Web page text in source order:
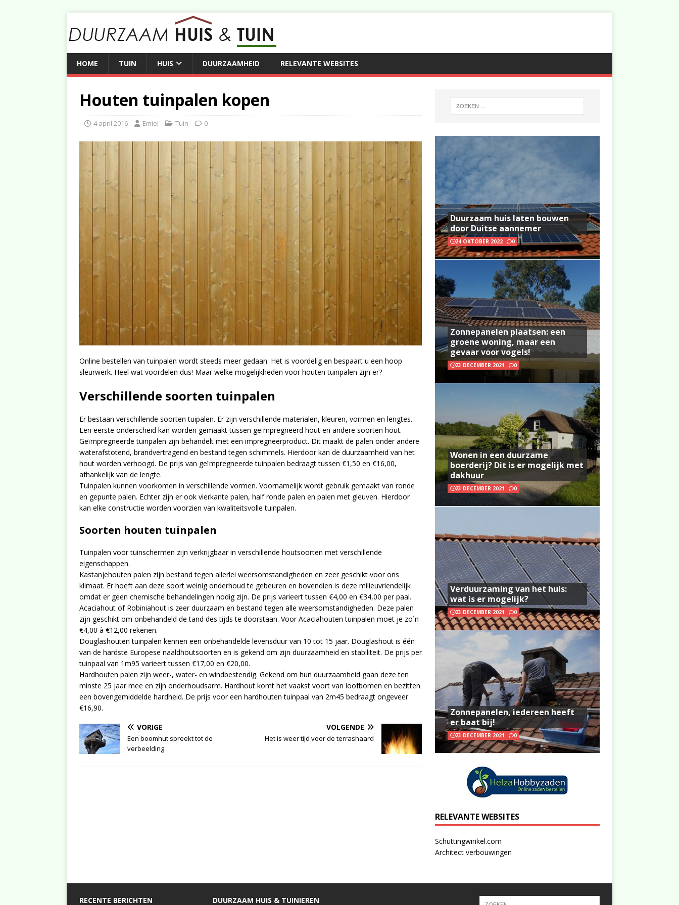
HOME TUIN HUIS DUURZAAMHEID RELEVANTE WEBSITES
Houten tuinpalen kopen
4 april 2016 Emiel Tuin 0
Online bestellen van tuinpalen wordt steeds meer gedaan. Het is voordelig en bespaart u een hoop
sleurwerk. Heel wat voordelen dus! Maar welke mogelijkheden voor houten tuinpalen zijn er?
Verschillende soorten tuinpalen
Er bestaan verschillende soorten tuipalen. Er zijn verschillende materialen, kleuren, vormen en lengtes.
Een eerste onderscheid kan worden gemaakt tussen geïmpregneerd hout en andere soorten hout.
Geïmpregneerde tuinpalen zijn behandelt met een impregneerproduct. Dit maakt de palen onder andere
waterafstotend, brandvertragend en bestand tegen schimmels. Hierdoor kan de duurzaamheid van het
hout worden verhoogd. De prijs van geïmpregneerde tuinpalen bedraagt tussen €1,50 en €16,00,
afhankelijk van de lengte.
Tuinpalen kunnen voorkomen in verschillende vormen. Voornamelijk wordt gebruik gemaakt van ronde
en gepunte palen. Echter zijn er ook vierkante palen, half ronde palen en palen met gleuven. Hierdoor
kan elke constructie worden voorzien van kwaliteitsvolle tuinpalen.
Soorten houten tuinpalen
Tuinpalen voor tuinschermen zijn verkrijgbaar in verschillende houtsoorten met verschillende
eigenschappen.
Kastanjehouten palen zijn bestand tegen allerlei weersomstandigheden en zeer geschikt voor ons
klimaat. Er hoeft aan deze soort weinig onderhoud te gebeuren en bovendien is deze milieuvriendelijk
omdat er geen chemische behandelingen nodig zijn. De prijs varieert tussen €4,00 en €34,00 per paal.
Acaciahout of Robiniahout is zeer duurzaam en bestand tegen alle weersomstandigheden. Deze palen
zijn geschikt om onbehandeld de tand des tijds te doorstaan. Voor Acaciahouten tuinpalen moet je zo´n
€4,00 à €12,00 rekenen.
Douglashouten tuinpalen kennen een onbehandelde levensduur van 10 tot 15 jaar. Douglashout is één
van de hardste Europese naaldhoutsoorten en is gekend om zijn duurzaamheid en stabiliteit. De prijs per
tuinpaal van 1m95 varieert tussen €17,00 en €20,00.
Hardhouten palen zijn weer-, water- en windbestendig. Gekend om hun duurzaamheid gaan deze ten
minste 25 jaar mee en zijn onderhoudsarm. Hardhout komt het vaakst voort van loofbomen en bezitten
een bovengemiddelde hardheid. De prijs voor een hardhouten tuinpaal van 2m45 bedraagt ongeveer
€16,90.
VORIGE
Een boomhut spreekt tot de
verbeelding
VOLGENDE
Het is weer tijd voor de terrashaard
Duurzaam huis laten bouwen
door Duitse aannemer
24 OKTOBER 2022 0
Zonnepanelen plaatsen: een
groene woning, maar een
gevaar voor vogels!
23 DECEMBER 2021 0
Wonen in een duurzame
boerderij? Dit is er mogelijk met
dakhuur
23 DECEMBER 2021 0
Verduurzaming van het huis:
wat is er mogelijk?
23 DECEMBER 2021 0
Zonnepanelen, iedereen heeft
er baat bij!
23 DECEMBER 2021 0
RELEVANTE WEBSITES
Schuttingwinkel.com
Architect verbouwingen
RECENTE BERICHTEN DUURZAAM HUIS & TUINIEREN